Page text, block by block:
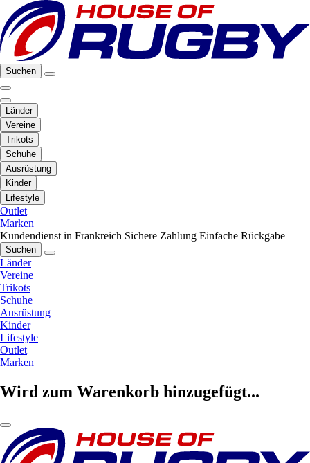
Suchen
Länder
Vereine
Trikots
Schuhe
Ausrüstung
Kinder
Lifestyle
Outlet
Marken
Kundendienst in Frankreich Sichere Zahlung Einfache Rückgabe
Suchen
Länder
Vereine
Trikots
Schuhe
Ausrüstung
Kinder
Lifestyle
Outlet
Marken
Wird zum Warenkorb hinzugefügt...